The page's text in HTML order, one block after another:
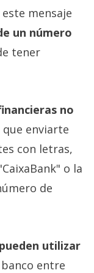
mensaje
un número
tener
no
enviarte
con letras,
o la
de
utilizar
entre